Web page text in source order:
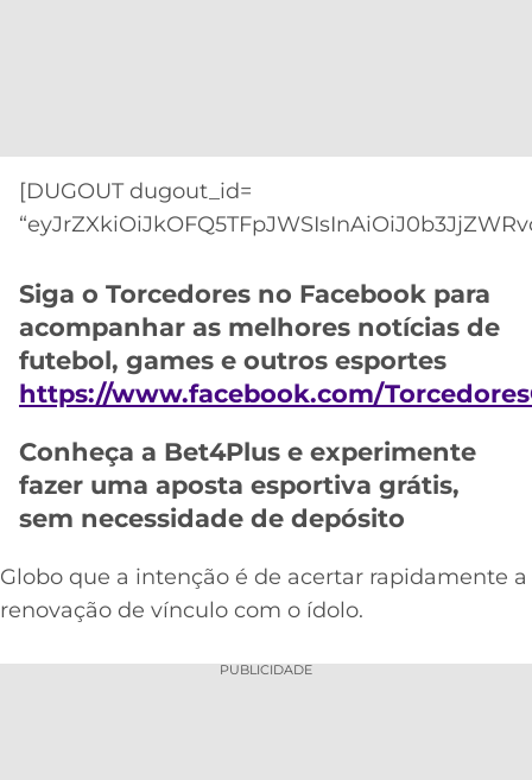
MELHORES
CASSINOS
INTERNACIONAL
ATLÉTICO
MG
DOS
CAMPEÕES
Acesse o perfil do autor
[DUGOUT dugout_id=
Siga o Torcedores no Facebook para
acompanhar as melhores notícias de
futebol, games e outros esportes
https://www.facebook.com/
Conheça a Bet4Plus e experimente
fazer uma aposta esportiva grátis,
sem necessidade de depósito
Globo que a intenção é de acertar rapidamente a
renovação de vínculo com o ídolo.
PUBLICIDADE